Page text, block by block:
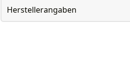
Herstellerangaben